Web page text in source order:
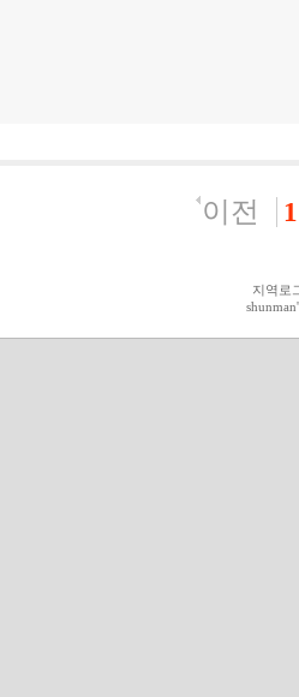
이전 1
지역로
shunman